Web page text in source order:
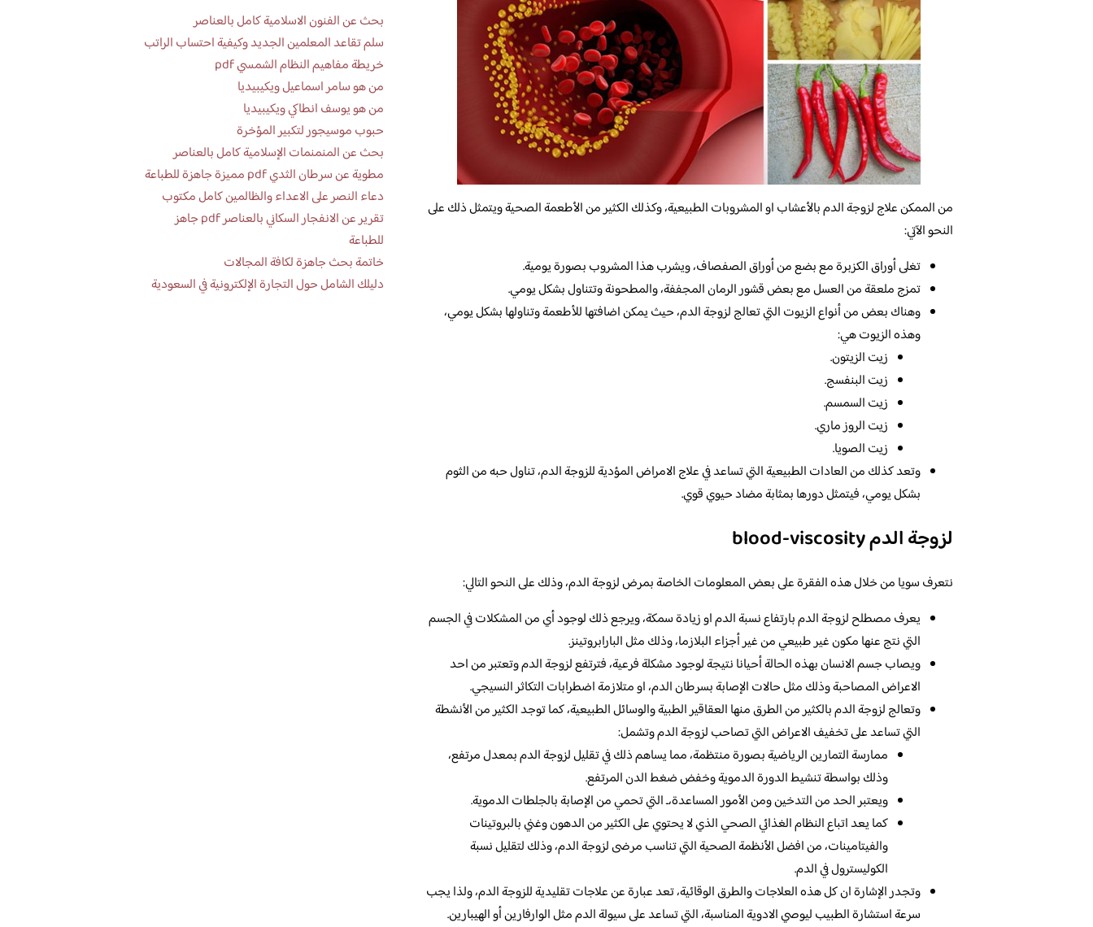
من الممكن علاج لزوجة الدم بالأعشاب او المشروبات الطبيعية، وكذلك الكثير من الأطعمة الصحية ويتمثل ذلك على
النحو الآتي:
تغلى أوراق الكزبرة مع بضع من أوراق الصفصاف، ويشرب هذا المشروب بصورة يومية.
تمزج ملعقة من العسل مع بعض قشور الرمان المجففة، والمطحونة وتتناول بشكل يومي.
وهناك بعض من أنواع الزيوت التي تعالج لزوجة الدم، حيث يمكن اضافتها للأطعمة وتناولها بشكل يومي،
وهذه الزيوت هي:
زيت الزيتون.
زيت البنفسج.
زيت السمسم.
زيت الروز ماري.
زيت الصويا.
وتعد كذلك من العادات الطبيعية التي تساعد في علاج الامراض المؤدية للزوجة الدم، تناول حبه من الثوم
بشكل يومي، فيتمثل دورها بمثابة مضاد حيوي قوي.
لزوجة الدم blood-viscosity
نتعرف سويا من خلال هذه الفقرة على بعض المعلومات الخاصة بمرض لزوجة الدم، وذلك على النحو التالي:
يعرف مصطلح لزوجة الدم بارتفاع نسبة الدم او زيادة سمكة، ويرجع ذلك لوجود أي من المشكلات في الجسم
التي نتج عنها مكون غير طبيعي من غير أجزاء البلازما، وذلك مثل البارابروتينز.
ويصاب جسم الانسان بهذه الحالة أحيانا نتيجة لوجود مشكلة فرعية، فترتفع لزوجة الدم وتعتبر من احد
الاعراض المصاحبة وذلك مثل حالات الإصابة بسرطان الدم، او متلازمة اضطرابات التكاثر النسيجي.
وتعالج لزوجة الدم بالكثير من الطرق منها العقاقير الطبية والوسائل الطبيعية، كما توجد الكثير من الأنشطة
التي تساعد على تخفيف الاعراض التي تصاحب لزوجة الدم وتشمل:
ممارسة التمارين الرياضية بصورة منتظمة، مما يساهم ذلك في تقليل لزوجة الدم بمعدل مرتفع،
وذلك بواسطة تنشيط الدورة الدموية وخفض ضغط الدن المرتفع.
ويعتبر الحد من التدخين ومن الأمور المساعدة،ـ التي تحمي من الإصابة بالجلطات الدموية.
كما يعد اتباع النظام الغذائي الصحي الذي لا يحتوي على الكثير من الدهون وغني بالبروتينات
والفيتامينات، من افضل الأنظمة الصحية التي تناسب مرضى لزوجة الدم، وذلك لتقليل نسبة
الكوليسترول في الدم.
وتجدر الإشارة ان كل هذه العلاجات والطرق الوقائية، تعد عبارة عن علاجات تقليدية للزوجة الدم، ولذا يجب
سرعة استشارة الطبيب ليوصي الادوية المناسبة، التي تساعد على سيولة الدم مثل الوارفارين أو الهيبارين.
بحث عن الفنون الاسلامية كامل بالعناصر
سلم تقاعد المعلمين الجديد وكيفية احتساب الراتب
خريطة مفاهيم النظام الشمسي pdf
من هو سامر اسماعيل ويكيبيديا
من هو يوسف انطاكي ويكيبيديا
حبوب موسيجور لتكبير المؤخرة
بحث عن المنمنمات الإسلامية كامل بالعناصر
مطوية عن سرطان الثدي pdf مميزة جاهزة للطباعة
دعاء النصر على الاعداء والظالمين كامل مكتوب
تقرير عن الانفجار السكاني بالعناصر pdf جاهز
للطباعة
خاتمة بحث جاهزة لكافة المجالات
دليلك الشامل حول التجارة الإلكترونية في السعودية